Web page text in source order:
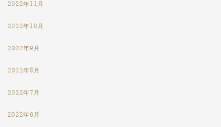
2022年11月
2022年10月
2022年9月
2022年8月
2022年7月
2022年6月